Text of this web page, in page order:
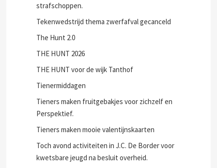
strafschoppen.
Tekenwedstrijd thema zwerfafval gecanceld
The Hunt 2.0
THE HUNT 2026
THE HUNT voor de wijk Tanthof
Tienermiddagen
Tieners maken fruitgebakjes voor zichzelf en
Perspektief.
Tieners maken mooie valentijnskaarten
Toch avond activiteiten in J.C. De Border voor
kwetsbare jeugd na besluit overheid.